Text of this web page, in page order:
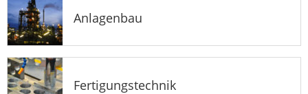
Anlagenbau
Fertigungstechnik